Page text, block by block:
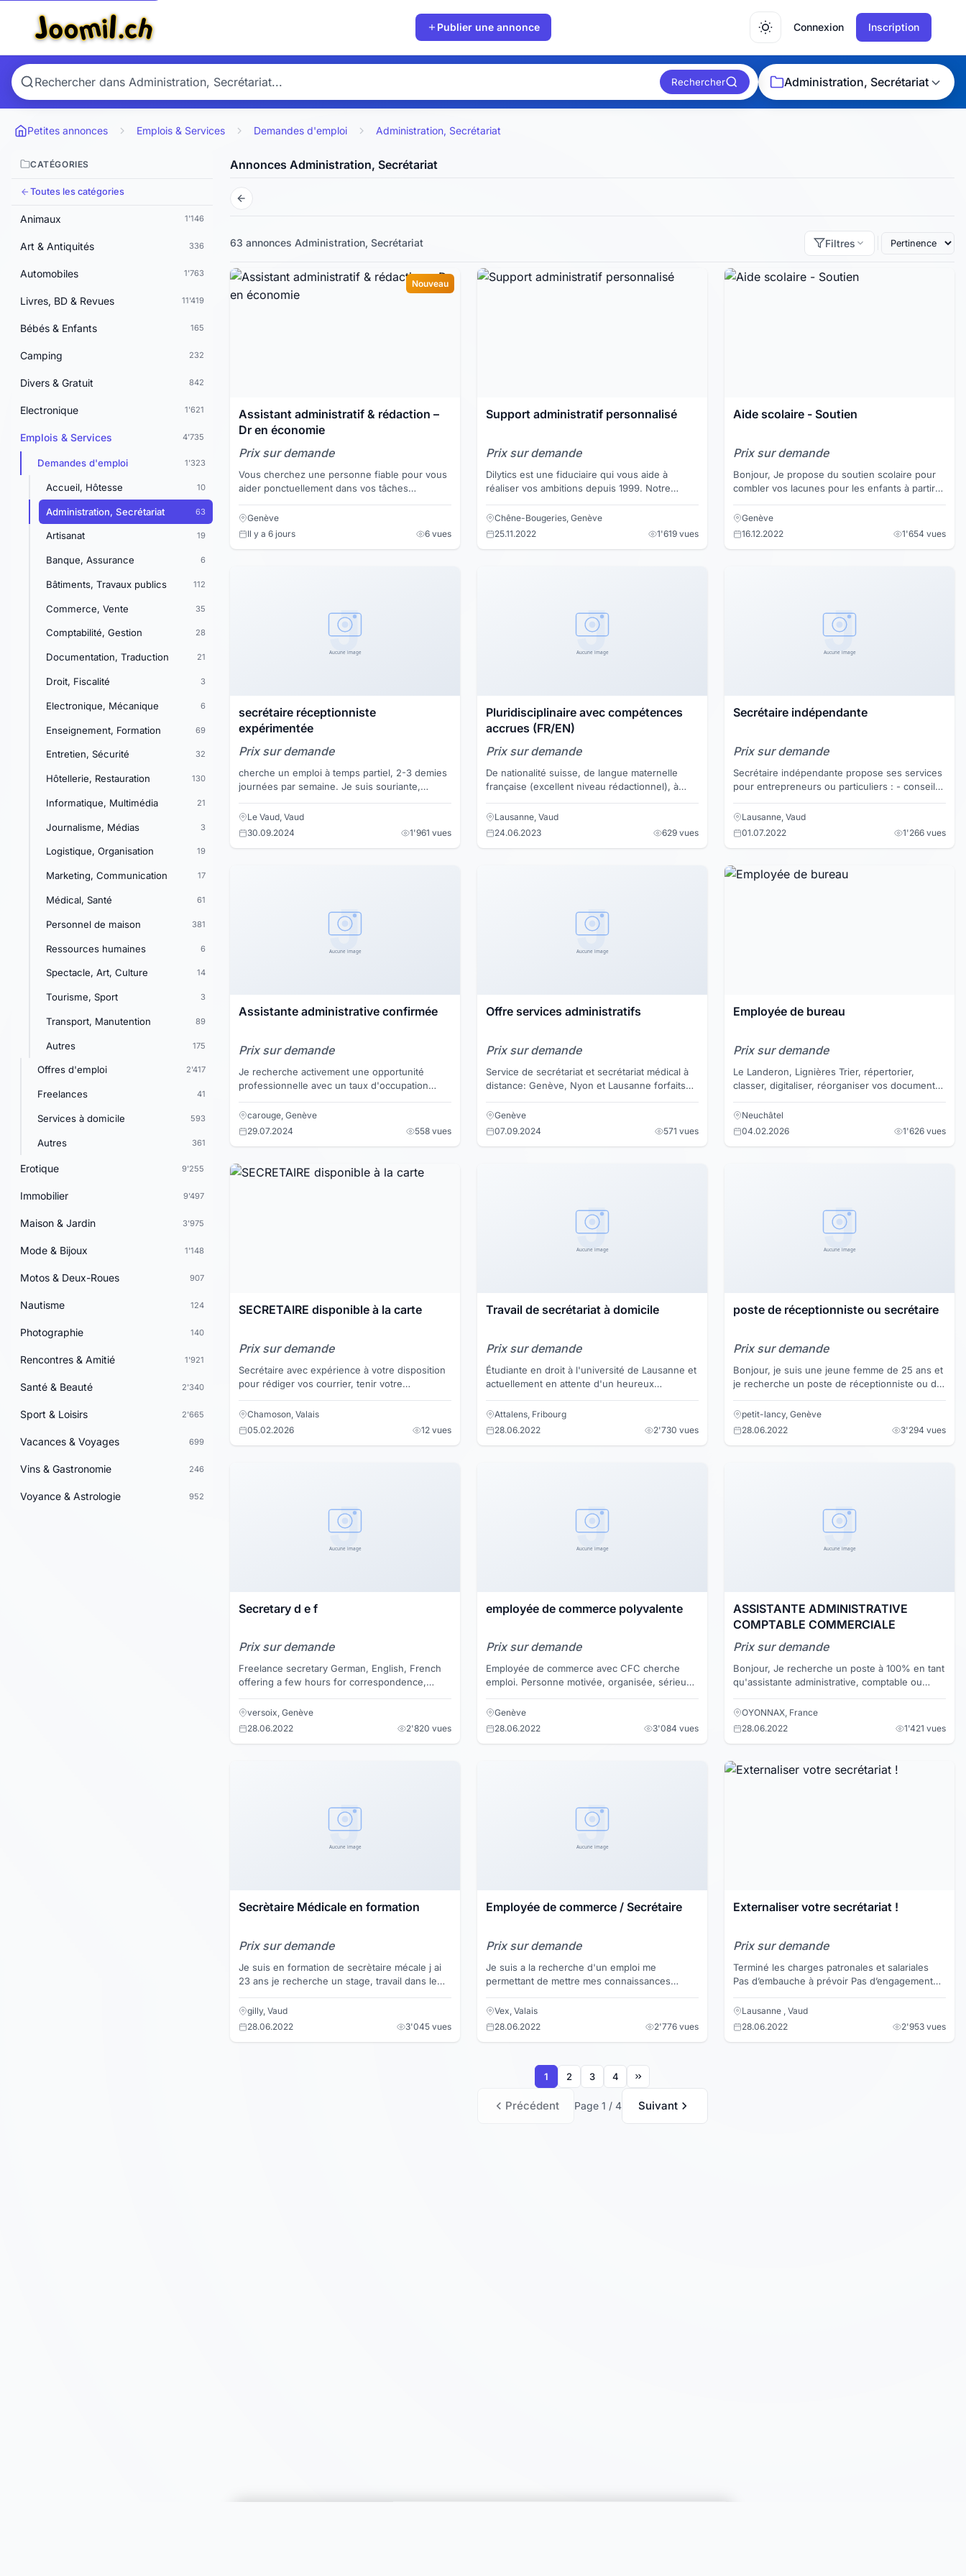
Publier une annonce Connexion Inscription
Rechercher Administration, Secrétariat
Petites annonces Emplois & Services Demandes d'emploi Administration, Secrétariat
CATÉGORIES
Toutes les catégories
Animaux 1'146
Art & Antiquités 336
Automobiles 1'763
Livres, BD & Revues 11'419
Bébés & Enfants 165
Camping 232
Divers & Gratuit 842
Electronique 1'621
Emplois & Services 4'735
Demandes d'emploi 1'323
Accueil, Hôtesse 10
Administration, Secrétariat 63
Artisanat 19
Banque, Assurance 6
Bâtiments, Travaux publics 112
Commerce, Vente 35
Comptabilité, Gestion 28
Documentation, Traduction 21
Droit, Fiscalité 3
Electronique, Mécanique 6
Enseignement, Formation 69
Entretien, Sécurité 32
Hôtellerie, Restauration 130
Informatique, Multimédia 21
Journalisme, Médias 3
Logistique, Organisation 19
Marketing, Communication 17
Médical, Santé 61
Personnel de maison 381
Ressources humaines 6
Spectacle, Art, Culture 14
Tourisme, Sport 3
Transport, Manutention 89
Autres 175
Offres d'emploi 2'417
Freelances 41
Services à domicile 593
Autres 361
Erotique 9'255
Immobilier 9'497
Maison & Jardin 3'975
Mode & Bijoux 1'148
Motos & Deux-Roues 907
Nautisme 124
Photographie 140
Rencontres & Amitié 1'921
Santé & Beauté 2'340
Sport & Loisirs 2'665
Vacances & Voyages 699
Vins & Gastronomie 246
Voyance & Astrologie 952
Annonces Administration, Secrétariat
63 annonces Administration, Secrétariat Filtres
Nouveau
Assistant administratif & rédaction –
Dr en économie
Prix sur demande
Vous cherchez une personne fiable pour vous
aider ponctuellement dans vos tâches
Docteur en sciences économ...
Genève
Il y a 6 jours
6 vues
Support administratif personnalisé
Prix sur demande
Dilytics est une fiduciaire qui vous aide à
réaliser vos ambitions depuis 1999. Notre
administratives afin de...
Chêne-Bougeries, Genève
25.11.2022
1'619 vues
Aide scolaire - Soutien
Prix sur demande
Bonjour, Je propose du soutien scolaire pour
combler vos lacunes pour les enfants à partir
école. Je suis ...
Genève
16.12.2022
1'654 vues
secrétaire réceptionniste
expérimentée
Prix sur demande
cherche un emploi à temps partiel, 2-3 demies
journées par semaine. Je suis souriante,
professionnelle, orga...
Le Vaud, Vaud
30.09.2024
1'961 vues
Pluridisciplinaire avec compétences
accrues (FR/EN)
Prix sur demande
De nationalité suisse, de langue maternelle
française (excellent niveau rédactionnel), à
les domaines de :...
Lausanne, Vaud
24.06.2023
629 vues
Secrétaire indépendante
Prix sur demande
Secrétaire indépendante propose ses services
pour entrepreneurs ou particuliers : - conseil
- petite c...
Lausanne, Vaud
01.07.2022
1'266 vues
Assistante administrative confirmée
Prix sur demande
Je recherche activement une opportunité
professionnelle avec un taux d'occupation
dans l'assistanat admini...
carouge, Genève
29.07.2024
558 vues
Offre services administratifs
Prix sur demande
Service de secrétariat et secrétariat médical à
distance: Genève, Nyon et Lausanne forfaits
divers, ra...
Genève
07.09.2024
571 vues
Employée de bureau
Prix sur demande
Le Landeron, Lignières Trier, répertorier,
classer, digitaliser, réorganiser vos documents,
faut ...
Neuchâtel
04.02.2026
1'626 vues
SECRETAIRE disponible à la carte
Prix sur demande
Secrétaire avec expérience à votre disposition
pour rédiger vos courrier, tenir votre
très flexible ...
Chamoson, Valais
05.02.2026
12 vues
Travail de secrétariat à domicile
Prix sur demande
Étudiante en droit à l'université de Lausanne et
actuellement en attente d'un heureux
travaux de secrétari...
Attalens, Fribourg
28.06.2022
2'730 vues
poste de réceptionniste ou secrétaire
Prix sur demande
Bonjour, je suis une jeune femme de 25 ans et
je recherche un poste de réceptionniste ou de
langue mat...
petit-lancy, Genève
28.06.2022
3'294 vues
Secretary d e f
Prix sur demande
Freelance secretary German, English, French
offering a few hours for correspondence,
translations, travel arrangements etc.
versoix, Genève
28.06.2022
2'820 vues
employée de commerce polyvalente
Prix sur demande
Employée de commerce avec CFC cherche
emploi. Personne motivée, organisée, sérieuse
et souriante. Langues maternelles : français et
portugais + ang...
Genève
28.06.2022
3'084 vues
ASSISTANTE ADMINISTRATIVE
COMPTABLE COMMERCIALE
Prix sur demande
Bonjour, Je recherche un poste à 100% en tant
qu'assistante administrative, comptable ou
commerciale sur Vevey ou alentours.
Connaissance de la ...
OYONNAX, France
28.06.2022
1'421 vues
Secrètaire Médicale en formation
Prix sur demande
Je suis en formation de secrètaire mécale j ai
23 ans je recherche un stage, travail dans le
sur le c...
gilly, Vaud
28.06.2022
3'045 vues
Employée de commerce / Secrétaire
Prix sur demande
Je suis a la recherche d'un emploi me
permettant de mettre mes connaissances
potentiel. J'ai de bonnes ...
Vex, Valais
28.06.2022
2'776 vues
Externaliser votre secrétariat !
Prix sur demande
Terminé les charges patronales et salariales
Pas d’embauche à prévoir Pas d’engagement
seulement vous gag...
Lausanne , Vaud
28.06.2022
2'953 vues
Précédent Page 1 / 4 Suivant
1 2 3 4